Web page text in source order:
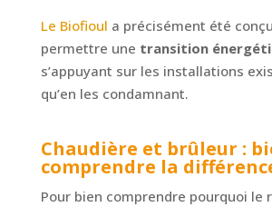
Le Biofioul a précisément été
permettre une transition
s’appuyant sur les installations
qu’en les condamnant.
Chaudière et brûleur :
comprendre la
Pour bien comprendre pourquoi le